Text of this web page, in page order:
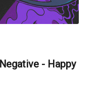
- Happy